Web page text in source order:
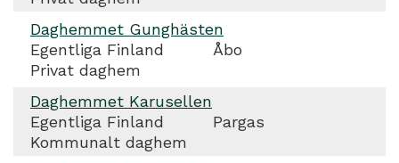
Daghemmet Gunghästen
Egentliga Finland
Åbo
Privat daghem
Daghemmet Karusellen
Egentliga Finland
Pargas
Kommunalt daghem